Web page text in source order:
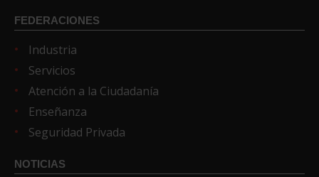
FEDERACIONES
Industria
Servicios
Atención a la Ciudadanía
Enseñanza
Seguridad Privada
NOTICIAS